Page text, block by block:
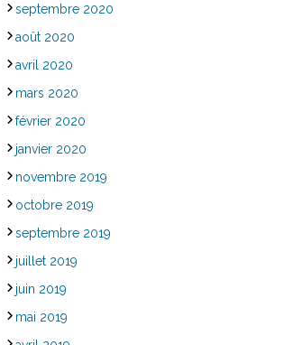
septembre 2020
août 2020
avril 2020
mars 2020
février 2020
janvier 2020
novembre 2019
octobre 2019
septembre 2019
juillet 2019
juin 2019
mai 2019